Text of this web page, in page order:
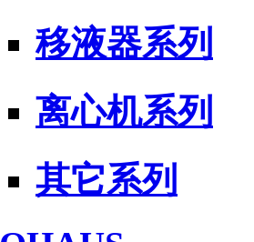
移液器系列
离心机系列
其它系列